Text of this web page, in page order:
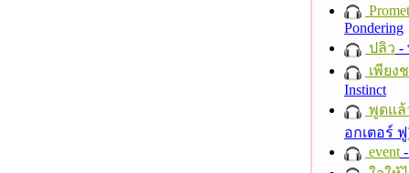
Pondering
ปลิว -
เพียง
Instinct
พูดแล้
อกเตอร์
event